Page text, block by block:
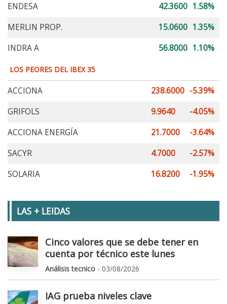
ENDESA
42.3600 1.58%
MERLIN PROP.
15.0600 1.35%
INDRA A
56.8000 1.10%
LOS PEORES DEL IBEX 35
ACCIONA 238.6000 -5.39%
GRIFOLS
9.9640
-4.05%
ACCIONA ENERGÍA
21.7000
-3.64%
SACYR
4.7000
-2.57%
SOLARIA
16.8200 -1.95%
LAS + LEIDAS
Cinco valores que se debe tener en
cuenta por técnico este lunes
Análisis tecnico - 03/08/2026
IAG prueba niveles clave